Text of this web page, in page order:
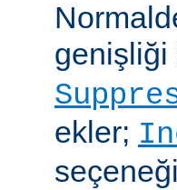
genişliği
ekler;